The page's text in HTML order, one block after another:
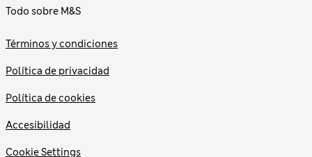
Todo sobre M&S
Términos y condiciones
Política de privacidad
Política de cookies
Accesibilidad
Cookie Settings